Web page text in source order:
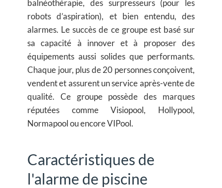
balnéothérapie, des surpresseurs (pour les
robots d’aspiration), et bien entendu, des
alarmes. Le succès de ce groupe est basé sur
sa capacité à innover et à proposer des
équipements aussi solides que performants.
Chaque jour, plus de 20 personnes conçoivent,
vendent et assurent un service après-vente de
qualité. Ce groupe possède des marques
réputées comme Visiopool, Hollypool,
Normapool ou encore VIPool.
Caractéristiques de
l'alarme de piscine